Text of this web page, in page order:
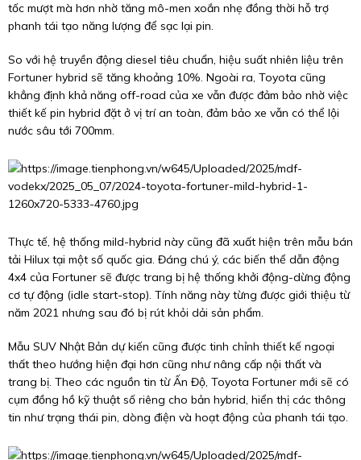
tốc mượt mà hơn nhờ tăng mô-men xoắn nhẹ đồng thời hỗ trợ
phanh tái tạo năng lượng để sạc lại pin.
So với hệ truyền động diesel tiêu chuẩn, hiệu suất nhiên liệu trên
Fortuner hybrid sẽ tăng khoảng 10%. Ngoài ra, Toyota cũng
khẳng định khả năng off-road của xe vẫn được đảm bảo nhờ việc
thiết kế pin hybrid đặt ở vị trí an toàn, đảm bảo xe vẫn có thể lội
nước sâu tới 700mm.
Thực tế, hệ thống mild-hybrid này cũng đã xuất hiện trên mẫu bán
tải Hilux tại một số quốc gia. Đáng chú ý, các biến thể dẫn động
4x4 của Fortuner sẽ được trang bị hệ thống khởi động-dừng động
cơ tự động (idle start-stop). Tính năng này từng được giới thiệu từ
năm 2021 nhưng sau đó bị rút khỏi dải sản phẩm.
Mẫu SUV Nhật Bản dự kiến cũng được tinh chỉnh thiết kế ngoại
thất theo hướng hiện đại hơn cũng như nâng cấp nội thất và
trang bị. Theo các nguồn tin từ Ấn Độ, Toyota Fortuner mới sẽ có
cụm đồng hồ kỹ thuật số riêng cho bản hybrid, hiển thị các thông
tin như trạng thái pin, dòng điện và hoạt động của phanh tái tạo.